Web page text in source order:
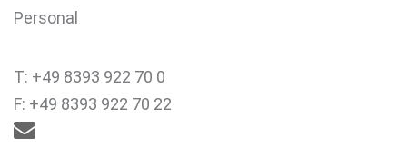
Personal
T: +49 8393 922 70 0
F: +49 8393 922 70 22
